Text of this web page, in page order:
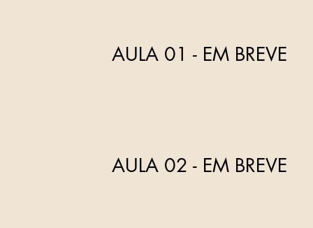
AULA 01 - EM BREVE
AULA 02 - EM BREVE